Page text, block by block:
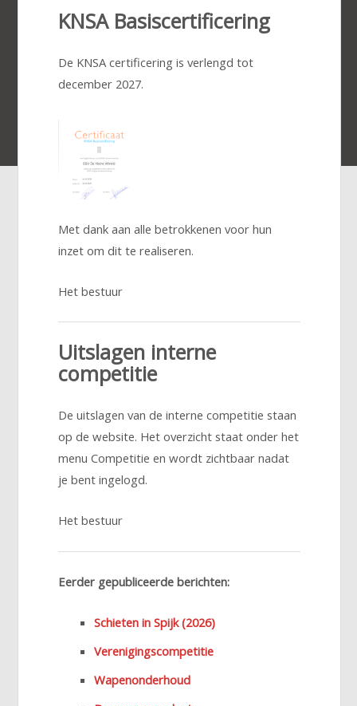
KNSA Basiscertificering
De KNSA certificering is verlengd tot
december 2027.
Met dank aan alle betrokkenen voor hun
inzet om dit te realiseren.
Het bestuur
Uitslagen interne
competitie
De uitslagen van de interne competitie staan
op de website. Het overzicht staat onder het
menu Competitie en wordt zichtbaar nadat
je bent ingelogd.
Het bestuur
Eerder gepubliceerde berichten:
Schieten in Spijk (2026)
Verenigingscompetitie
Wapenonderhoud